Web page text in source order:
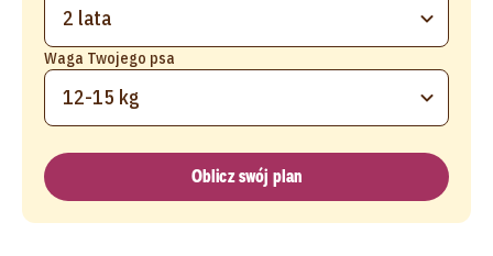
2 lata
Waga Twojego psa
12-15 kg
Oblicz swój plan